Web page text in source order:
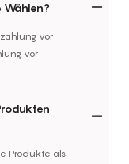
Wählen?
vor
vor
Produkte als